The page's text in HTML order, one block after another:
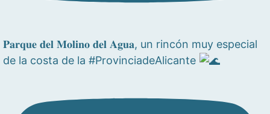
𝐏𝐚𝐫𝐪𝐮𝐞 𝐝𝐞𝐥 𝐌𝐨𝐥𝐢𝐧𝐨 𝐝𝐞𝐥 𝐀𝐠𝐮𝐚, un rincón muy especial
de la costa de la #ProvinciadeAlicante